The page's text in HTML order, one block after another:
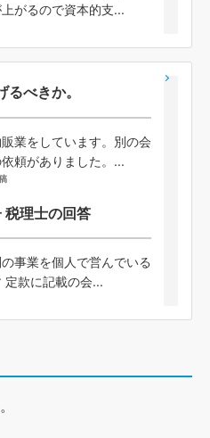
がるので資本的支...
べきか。
業をしています。別の会
頼がありました。...
税理士の回答
事業を個人で営んでいる
定款に記載の会...